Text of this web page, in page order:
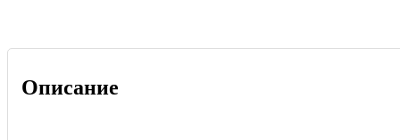
Описание